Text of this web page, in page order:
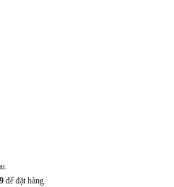
để đặt hàng.